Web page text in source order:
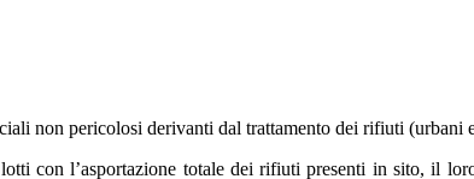
non pericolosi derivanti dal trattamento dei rifiuti (urbani
con l’asportazione totale dei rifiuti presenti in sito, il